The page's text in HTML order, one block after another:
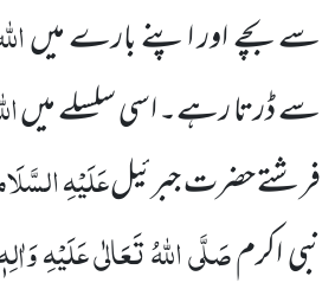
سے بچے اور اپنے بارے میں
سے ڈرتا رہے۔ اسی سلسلے میں
فرشتے حضرت جبرئیلعَلَیْہِ
نبی اکرمصَلَّی اللّٰہُ تَعَالٰی عَلَیْہِ